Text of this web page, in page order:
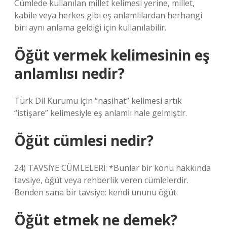
Cümlede kullanılan millet kelimesi yerine, millet,
kabile veya herkes gibi eş anlamlılardan herhangi
biri aynı anlama geldiği için kullanılabilir.
Öğüt vermek kelimesinin eş
anlamlısı nedir?
Türk Dil Kurumu için “nasihat” kelimesi artık
“istişare” kelimesiyle eş anlamlı hale gelmiştir.
Öğüt cümlesi nedir?
24) TAVSİYE CÜMLELERİ: *Bunlar bir konu hakkında
tavsiye, öğüt veya rehberlik veren cümlelerdir.
Benden sana bir tavsiye: kendi ununu öğüt.
Öğüt etmek ne demek?